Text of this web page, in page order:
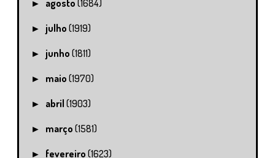
► agosto(1684)
► julho(1919)
► junho(1811)
► maio(1970)
► abril(1903)
► março(1581)
► fevereiro(1623)